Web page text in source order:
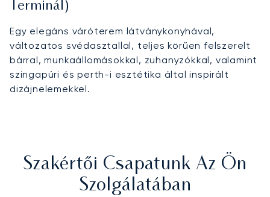
Terminál)
Egy elegáns váróterem látványkonyhával,
változatos svédasztallal, teljes körűen felszerelt
bárral, munkaállomásokkal, zuhanyzókkal, valamint
szingapúri és perth-i esztétika által inspirált
dizájnelemekkel.
Szakértői Csapatunk Az Ön
Szolgálatában